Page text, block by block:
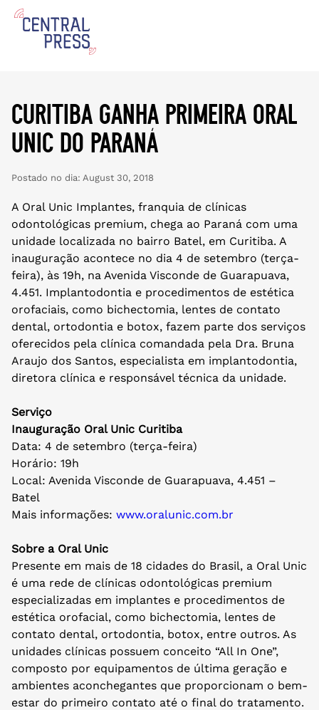
curitiba ganha primeira oral
unic do paraná
Postado no dia: August 30, 2018
A Oral Unic Implantes, franquia de clínicas
odontológicas premium, chega ao Paraná com uma
unidade localizada no bairro Batel, em Curitiba. A
inauguração acontece no dia 4 de setembro (terça-
feira), às 19h, na Avenida Visconde de Guarapuava,
4.451. Implantodontia e procedimentos de estética
orofaciais, como bichectomia, lentes de contato
dental, ortodontia e botox, fazem parte dos serviços
oferecidos pela clínica comandada pela Dra. Bruna
Araujo dos Santos, especialista em implantodontia,
diretora clínica e responsável técnica da unidade.
Serviço
Inauguração Oral Unic Curitiba
Data: 4 de setembro (terça-feira)
Horário: 19h
Local: Avenida Visconde de Guarapuava, 4.451 –
Batel
Mais informações: www.oralunic.com.br
Sobre a Oral Unic
Presente em mais de 18 cidades do Brasil, a Oral Unic
é uma rede de clínicas odontológicas premium
especializadas em implantes e procedimentos de
estética orofacial, como bichectomia, lentes de
contato dental, ortodontia, botox, entre outros. As
unidades clínicas possuem conceito “All In One”,
composto por equipamentos de última geração e
ambientes aconchegantes que proporcionam o bem-
estar do primeiro contato até o final do tratamento.